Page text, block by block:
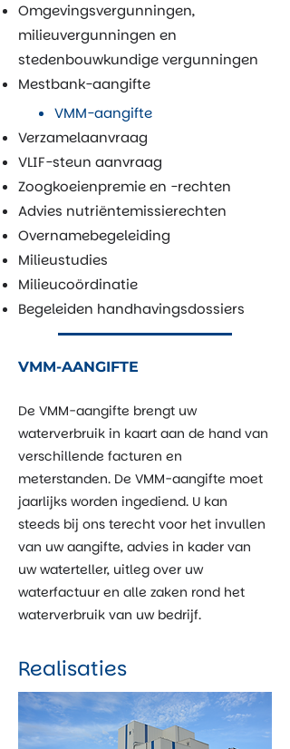
Omgevingsvergunningen,
milieuvergunningen en
stedenbouwkundige vergunningen
Mestbank-aangifte
VMM-aangifte
Verzamelaanvraag
VLIF-steun aanvraag
Zoogkoeienpremie en -rechten
Advies nutriëntemissierechten
Overnamebegeleiding
Milieustudies
Milieucoördinatie
Begeleiden handhavingsdossiers
VMM-AANGIFTE
De VMM-aangifte brengt uw
waterverbruik in kaart aan de hand van
verschillende facturen en
meterstanden. De VMM-aangifte moet
jaarlijks worden ingediend. U kan
steeds bij ons terecht voor het invullen
van uw aangifte, advies in kader van
uw waterteller, uitleg over uw
waterfactuur en alle zaken rond het
waterverbruik van uw bedrijf.
Realisaties